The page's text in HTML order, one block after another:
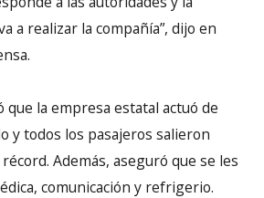
a realizar la compañía”, dijo en
que la empresa estatal actuó de
y todos los pasajeros salieron
Además, aseguró que se les
comunicación y refrigerio.